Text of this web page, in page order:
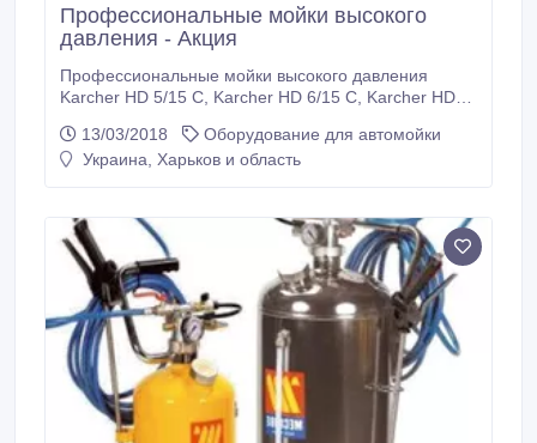
Профессиональные мойки высокого
давления - Акция
Профессиональные мойки высокого давления
Karcher HD 5/15 C, Karcher HD 6/15 C, Karcher HD
свою скидку!.
13/03/2018
Оборудование для автомойки
Украина, Харьков и область